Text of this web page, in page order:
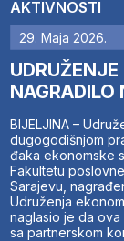
AKTIVNOSTI
29. Maja 2026.
BIJELJINA –
dugogodišnjom
đaka ekonomske
Fakultetu
Sarajevu,
Udruženja
naglasio je da
sa partnerskom